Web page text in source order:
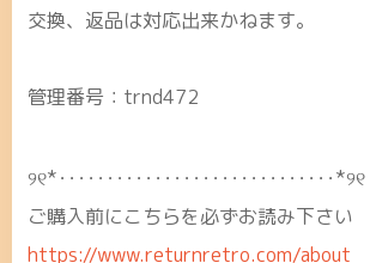
交換、返品は対応出来かねます。
管理番号：trnd472
୨୧*･････････････････････････････*୨୧
ご購入前にこちらを必ずお読み下さい
https://www.returnretro.com/about